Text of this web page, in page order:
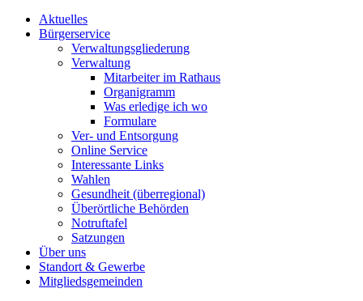
Aktuelles
Bürgerservice
Verwaltungsgliederung
Verwaltung
Mitarbeiter im Rathaus
Organigramm
Was erledige ich wo
Formulare
Ver- und Entsorgung
Online Service
Interessante Links
Wahlen
Gesundheit (überregional)
Überörtliche Behörden
Notruftafel
Satzungen
Über uns
Standort & Gewerbe
Mitgliedsgemeinden